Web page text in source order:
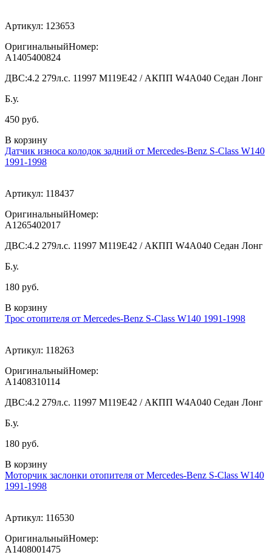
Артикул: 123653
ОригинальныйНомер:
A1405400824
ДВС:4.2 279л.с. 11997 M119E42 / АКПП W4A040 Седан Лонг
Б.у.
450 руб.
В корзину
Датчик износа колодок задний от Mercedes-Benz S-Class W140
1991-1998
Артикул: 118437
ОригинальныйНомер:
A1265402017
ДВС:4.2 279л.с. 11997 M119E42 / АКПП W4A040 Седан Лонг
Б.у.
180 руб.
В корзину
Трос отопителя от Mercedes-Benz S-Class W140 1991-1998
Артикул: 118263
ОригинальныйНомер:
A1408310114
ДВС:4.2 279л.с. 11997 M119E42 / АКПП W4A040 Седан Лонг
Б.у.
180 руб.
В корзину
Моторчик заслонки отопителя от Mercedes-Benz S-Class W140
1991-1998
Артикул: 116530
ОригинальныйНомер:
A1408001475